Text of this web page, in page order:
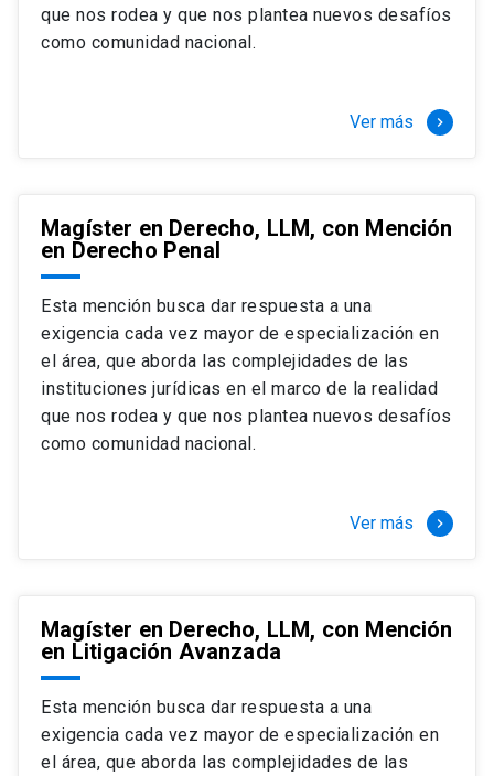
que nos rodea y que nos plantea nuevos desafíos
como comunidad nacional.
Ver más keyboard_arrow_right
Magíster en Derecho, LLM, con Mención
en Derecho Penal
Esta mención busca dar respuesta a una
exigencia cada vez mayor de especialización en
el área, que aborda las complejidades de las
instituciones jurídicas en el marco de la realidad
que nos rodea y que nos plantea nuevos desafíos
como comunidad nacional.
Ver más keyboard_arrow_right
Magíster en Derecho, LLM, con Mención
en Litigación Avanzada
Esta mención busca dar respuesta a una
exigencia cada vez mayor de especialización en
el área, que aborda las complejidades de las